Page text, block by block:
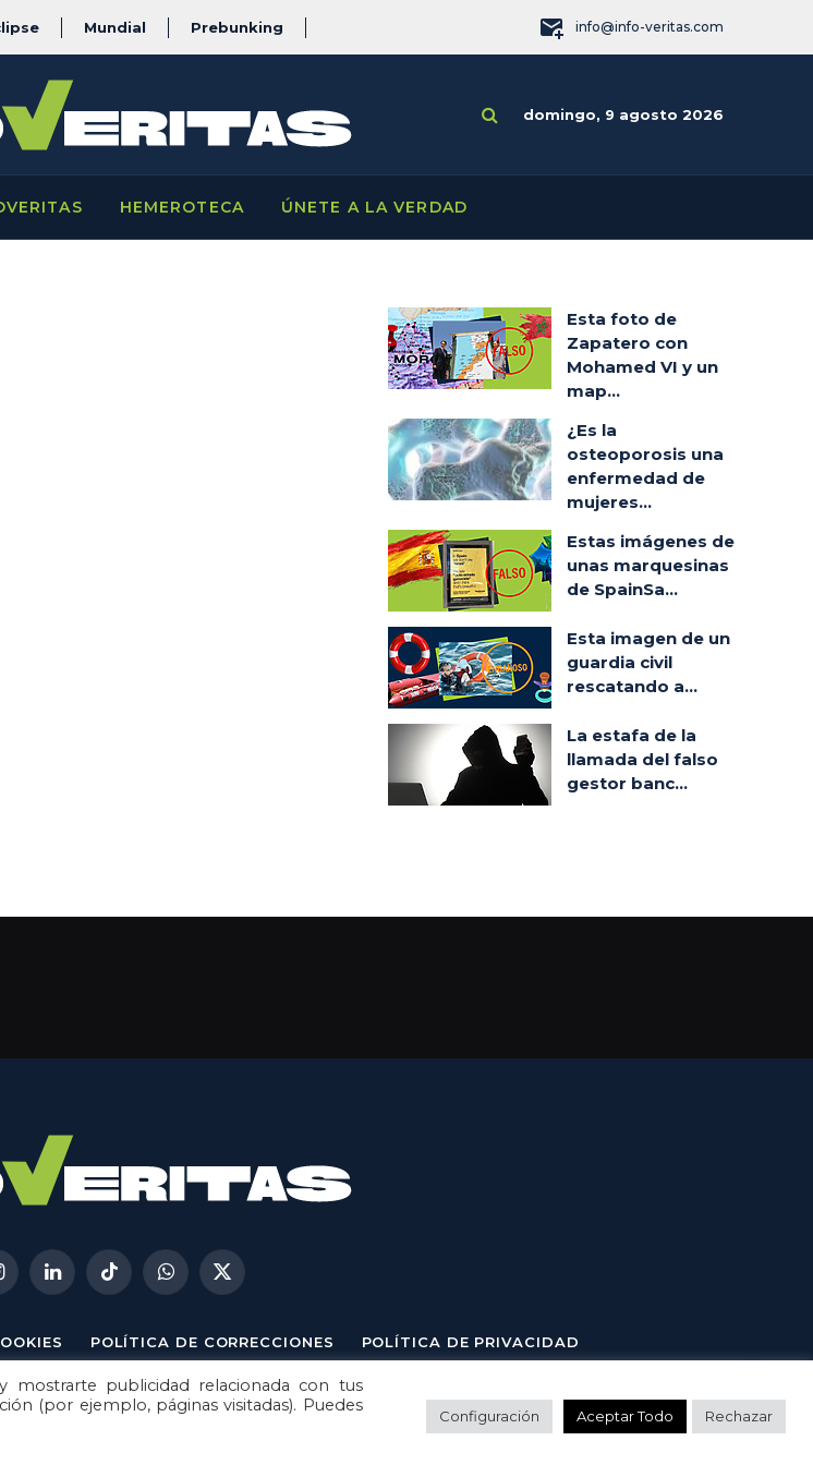
Mundial Prebunking info@info-veritas.com
domingo, 9 agosto 2026
HEMEROTECA ÚNETE A LA VERDAD
Esta foto de
Zapatero con
Mohamed VI y un
map...
¿Es la
osteoporosis una
enfermedad de
mujeres...
Estas imágenes de
unas marquesinas
de SpainSa...
Esta imagen de un
guardia civil
rescatando a...
La estafa de la
llamada del falso
gestor banc...
LinkedInTikTokWhatsApp
X
(Twitter)
POLÍTICA DE CORRECCIONES POLÍTICA DE PRIVACIDAD
. Todos los derechos reservados.
mostrarte publicidad relacionada con tus
(por ejemplo, páginas visitadas). Puedes
Configuración Aceptar Todo Rechazar